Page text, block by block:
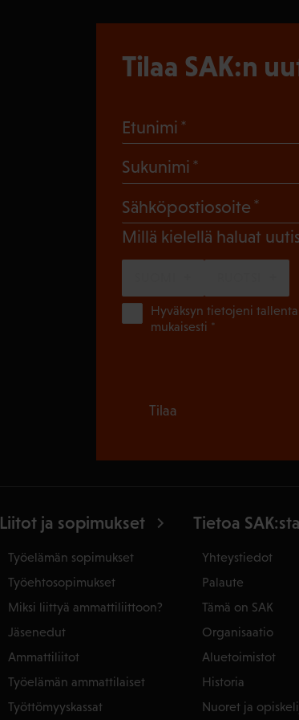
Tilaa SAK:n
Etunimi
Sukunimi
Sähköpostiosoite
Millä kielellä haluat
Hyväksyn tietojeni
mukaisesti *
Tilaa
Liitot ja sopimukset
Työelämän sopimukset
Työehtosopimukset
Miksi liittyä ammattiliittoon?
Jäsenedut
Ammattiliitot
Työelämän ammattilaiset
Työttömyyskassat
Tietoa SAK:sta
Yhteystiedot
Palaute
Tämä on SAK
Organisaatio
Aluetoimistot
Historia
Nuoret ja